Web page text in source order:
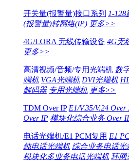
开关量(报警量)接口系列 1-
(报警量)转网络(IP) 更多>>
4G/LORA 无线传输设备 4G无
更多>>
高清视频/音频/专用光端机 数
端机 VGA光端机 DVI光端机
解码器 专用光端机 更多>>
TDM Over IP E1/V.35/V.24 Over
Over IP 模块化综合业务 Over
电话光端机/E1 PCM复用 E1
纯电话光端机 综合业务电话光
模块化多业务电话光端机 环网